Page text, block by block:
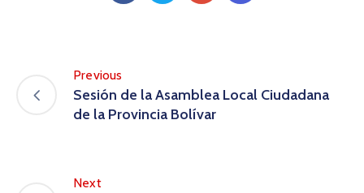
Previous
Sesión de la Asamblea Local Ciudadana
de la Provincia Bolívar
Next